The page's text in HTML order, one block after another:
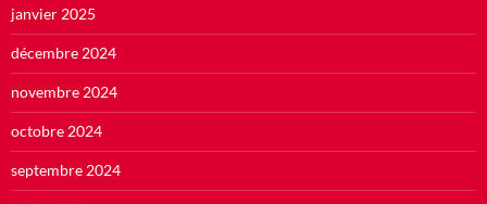
janvier 2025
décembre 2024
novembre 2024
octobre 2024
septembre 2024